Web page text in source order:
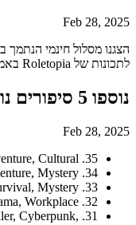
Feb 28, 2025
הצגנו מסלול חינמי
לתכונות של Roletopia באמצעות צפייה אופציונלית בפרסומות.
נוספו 5 סיפורים נוספים, סה"כ: 35
Feb 28, 2025
35. Wanderlust Whispers: Romance, Adventure, Cultural
34. Sky Below: Sci-Fi, Adventure, Mystery
33. Dust & Echoes: Post-Apocalyptic, Survival, Mystery
32. Rivals After Dark: Romance, Drama, Workplace
Cyberpunk,